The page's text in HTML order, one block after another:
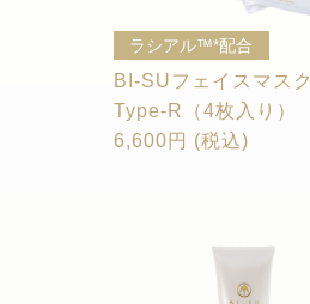
ラシアル™*配合
BI-SUフェイスマスク
Type-R（4枚入り）
6,600円 (税込)